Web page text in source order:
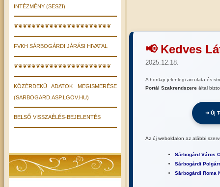
INTÉZMÉNY (SESZI)
❦❦❦❦❦❦❦❦❦❦❦❦❦❦❦❦❦❦❦❦❦❦
FVKH SÁRBOGÁRDI JÁRÁSI HIVATAL
❦❦❦❦❦❦❦❦❦❦❦❦❦❦❦❦❦❦❦❦❦❦
KÖZÉRDEKŰ ADATOK MEGISMERÉSE
(SARBOGARD.ASP.LGOV.HU)
BELSŐ VISSZAÉLÉS-BEJELENTÉS
📢 Kedves
2025.12.18.
A honlap jelenlegi arculata és
Portál Szakrendszere által
➜ Új
Az új weboldalon az alábbi
Sárbogárd Város
Sárbogárdi
Sárbogárdi Roma